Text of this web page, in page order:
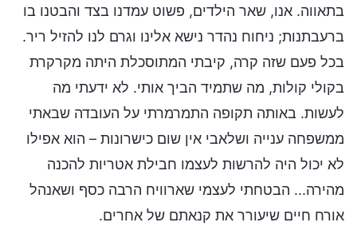
בתאווה. אנו, שאר הילדים, פשוט עמדנו בצד והבטנו בו
ברעבתנות; ניחוח נהדר נישא אלינו וגרם לנו להזיל ריר.
בכל פעם שזה קרה, קיבתי המתוסכלת היתה מקרקרת
בקולי קולות, מה שתמיד הביך אותי. לא ידעתי מה
לעשות. באותה תקופה התמרמרתי על העובדה שבאתי
ממשפחה ענייה ושלאבי אין שום כישרונות – הוא אפילו
לא יכול היה להרשות לעצמו חבילת אטריות להכנה
מהירה... הבטחתי לעצמי שארוויח הרבה כסף ושאנהל
אורח חיים שיעורר את קנאתם של אחרים.